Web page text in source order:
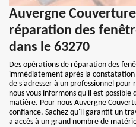
Auvergne
réparation des
dans le 63270
Des opérations de réparation des
immédiatement après la
de s'adresser à un professionnel pour
nous vous informons qu'il est
matière. Pour nous Auvergne
confiance. Sachez qu'il garantit un
a accès à un grand nombre de